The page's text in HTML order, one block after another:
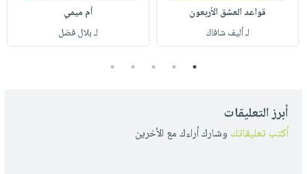
قواعد العشق الأربعون
لـ أليف شافاك
أم ميمي
لـ بلال فضل
1
2
3
4
5
أبرز التعليقات
أكتب تعليقاتك وشارك أراءك مع الأخرين